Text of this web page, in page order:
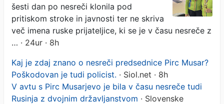
šesti dan po nesreči klonila pod
pritiskom stroke in javnosti ter ne skriva
več imena ruske prijateljice, ki se je v času nesreče z
… · 24ur · 8h
Kaj je zdaj znano o nesreči predsednice Pirc Musar?
Poškodovan je tudi policist. · Siol.net · 8h
V avtu s Pirc Musarjevo je bila v času nesreče tudi
Rusinja z dvojnim državljanstvom · Slovenske